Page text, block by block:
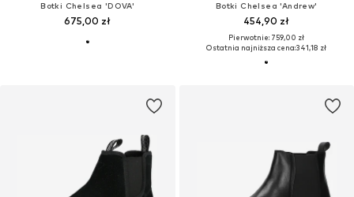
Botki Chelsea 'DOVA'
675,00 zł
Botki Chelsea 'Andrew'
454,90 zł
Pierwotnie: 759,00 zł
Ostatnia najniższa cena:341,18 zł